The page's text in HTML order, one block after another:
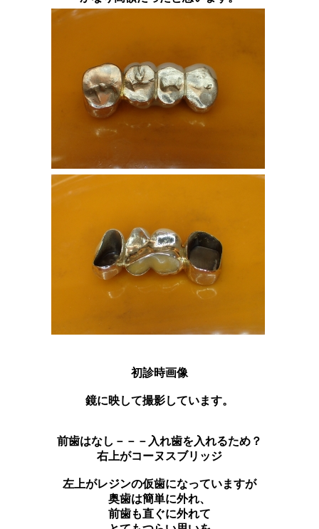
初診時画像
鏡に映して撮影しています。
前歯はなし－－－入れ歯を入れるため？
右上がコーヌスブリッジ
左上がレジンの仮歯になっていますが
奥歯は簡単に外れ、
前歯も直ぐに外れて